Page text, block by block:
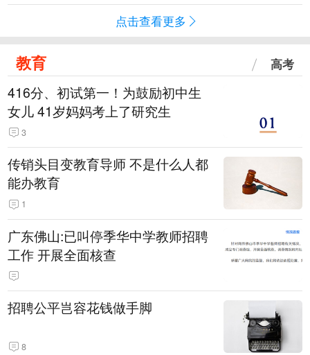
点击查看更多
教育 高考
416分、初试第一！为鼓励初中生
女儿 41岁妈妈考上了研究生
3
传销头目变教育导师 不是什么人都
能办教育
1
广东佛山:已叫停季华中学教师招聘
工作 开展全面核查
招聘公平岂容花钱做手脚
8